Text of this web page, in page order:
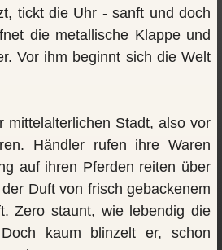
tickt die Uhr - sanft und doch
die metallische Klappe und
Vor ihm beginnt sich die Welt
mittelalterlichen Stadt, also vor
Händler rufen ihre Waren
auf ihren Pferden reiten über
Duft von frisch gebackenem
Zero staunt, wie lebendig die
kaum blinzelt er, schon